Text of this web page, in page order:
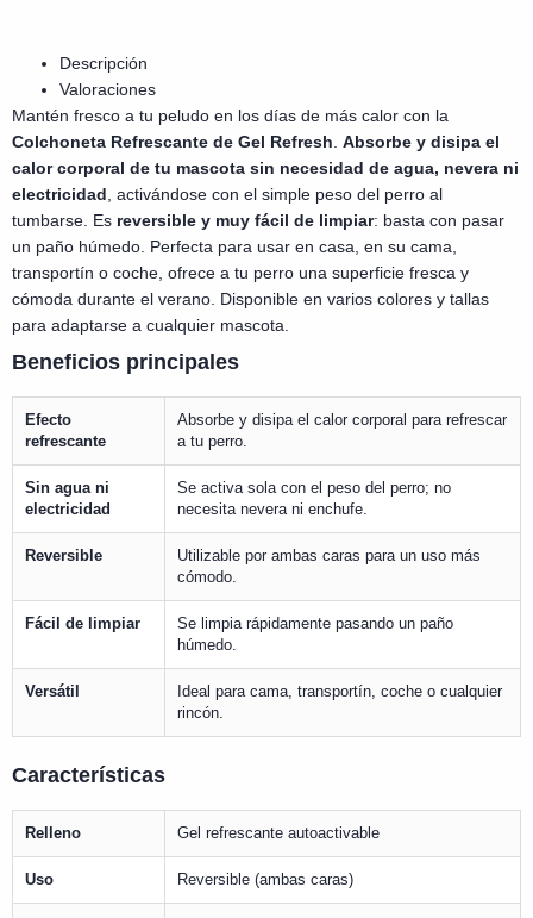
Descripción
Valoraciones
Mantén fresco a tu peludo en los días de más calor con la
Colchoneta Refrescante de Gel Refresh Absorbe y disipa el
calor corporal de tu mascota sin necesidad de agua, nevera ni
electricidad , activándose con el simple peso del perro al
tumbarse. Es reversible y muy fácil de limpiar: basta con pasar
un paño húmedo. Perfecta para usar en casa, en su cama,
transportín o coche, ofrece a tu perro una superficie fresca y
cómoda durante el verano. Disponible en varios colores y tallas
para adaptarse a cualquier mascota.
Beneficios principales
Efecto
refrescante
Absorbe y disipa el calor corporal para refrescar
a tu perro.
Sin agua ni
electricidad
Se activa sola con el peso del perro; no
necesita nevera ni enchufe.
Reversible
Utilizable por ambas caras para un uso más
cómodo.
Fácil de limpiar
Se limpia rápidamente pasando un paño
húmedo.
Versátil
Ideal para cama, transportín, coche o cualquier
rincón.
Características
Relleno Gel refrescante autoactivable
Uso Reversible (ambas caras)